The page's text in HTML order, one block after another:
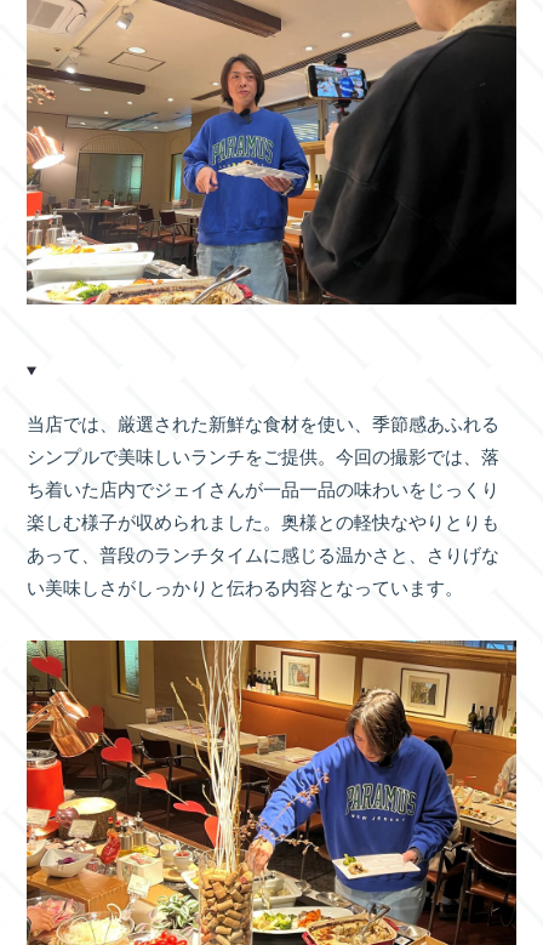
当店では、厳選された新鮮な食材を使い、季節感あふれる
シンプルで美味しいランチをご提供。今回の撮影では、落
ち着いた店内でジェイさんが一品一品の味わいをじっくり
楽しむ様子が収められました。奥様との軽快なやりとりも
あって、普段のランチタイムに感じる温かさと、さりげな
い美味しさがしっかりと伝わる内容となっています。